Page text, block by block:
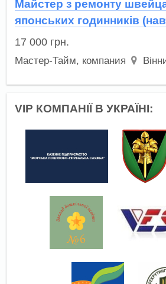
Майстер з ремонту
японських годинників
17 000 грн.
Мастер-Тайм, компания
VIP КОМПАНІЇ В УКРАЇНІ: